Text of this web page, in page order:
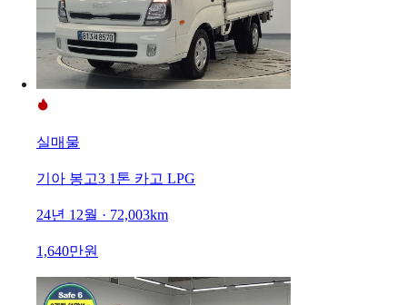
실매물
기아 봉고3 1톤 카고 LPG
24년 12월 · 72,003km
1,640만원